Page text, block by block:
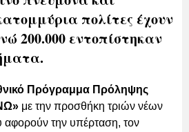
πολίτες έχουν
200.000 εντοπίστηκαν
Πρόγραμμα Πρόληψης
με την προσθήκη τριών νέων
την υπέρταση, τον